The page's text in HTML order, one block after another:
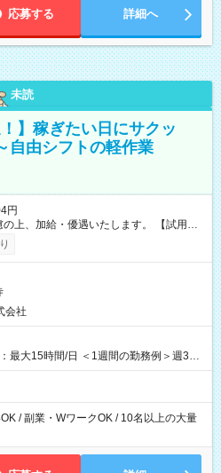
応募する 詳細へ
未読
】稼ぎたい日にサクッ
自由シフトの軽作業
円
加給・優遇いたします。 【試用期
会社
最大15時間/日 ＜1週間の勤務例＞週3回
・木・土・日 好きな時にお仕事
/ 副業・WワークOK / 10名以上の大量